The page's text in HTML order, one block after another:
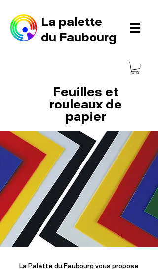
La palette
du Faubourg
Feuilles et
rouleaux de
papier
La Palette du Faubourg vous propose